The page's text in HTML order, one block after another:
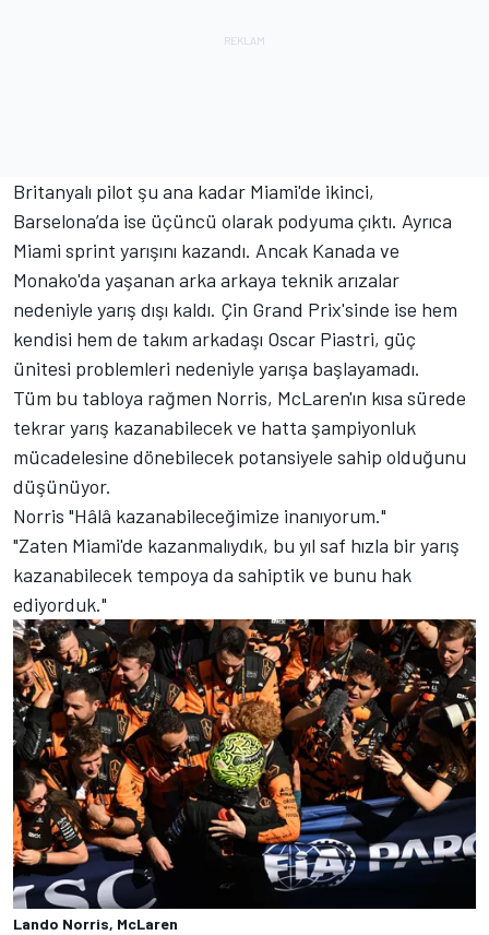
Britanyalı pilot şu ana kadar Miami'de ikinci,
Barselona’da ise üçüncü olarak podyuma çıktı. Ayrıca
Miami sprint yarışını kazandı. Ancak Kanada ve
Monako'da yaşanan arka arkaya teknik arızalar
nedeniyle yarış dışı kaldı. Çin Grand Prix'sinde ise hem
kendisi hem de takım arkadaşı Oscar Piastri, güç
ünitesi problemleri nedeniyle yarışa başlayamadı.
Tüm bu tabloya rağmen Norris, McLaren'ın kısa sürede
tekrar yarış kazanabilecek ve hatta şampiyonluk
mücadelesine dönebilecek potansiyele sahip olduğunu
düşünüyor.
Norris "Hâlâ kazanabileceğimize inanıyorum."
"Zaten Miami'de kazanmalıydık, bu yıl saf hızla bir yarış
kazanabilecek tempoya da sahiptik ve bunu hak
ediyorduk."
Lando Norris, McLaren